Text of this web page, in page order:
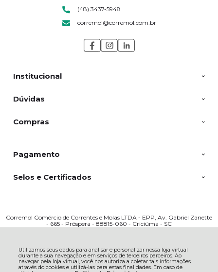
Utilizamos seus dados para analisar e personalizar nossa loja virtual
durante a sua navegação e em serviços de terceiros parceiros. Ao
navegar pela loja virtual, você nos autoriza a coletar tais informações
através do cookies e utilizá-las para estas finalidades. Em caso de
Institucional
Dúvidas
Compras
(48) 3437-5948
corremol@corremol.com.br
Pagamento
Selos e Certificados
Corremol Comércio de Correntes e Molas LTDA - EPP, Av. Gabriel Zanette
- 665 - Próspera - 88815-060 - Criciúma - SC